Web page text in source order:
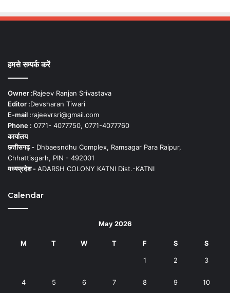
हमसे सम्पर्क करें
Owner :Rajeev Ranjan Srivastava
Editor :Devsharan Tiwari
E-mail :rajeevrsri@gmail.com
Phone : 0771- 4077750, 0771-4077760
कार्यालय
छत्तीसगढ़ - Dhbaesndhu Complex, Ramsagar Para Raipur,
Chhattisgarh, PIN - 492001
मध्यप्रदेश -ADARSH COLONY KATNI Dist.-KATNI
Calendar
May 2026
M T W T F S S
1 2 3
4 5 6 7 8 9 10